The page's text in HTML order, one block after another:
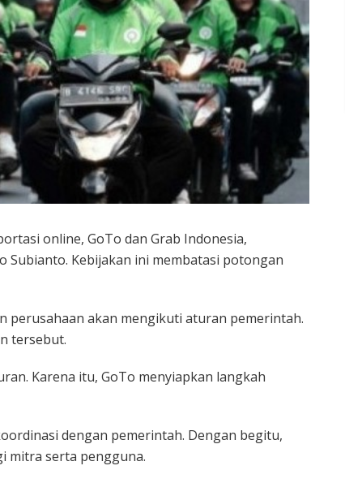
online, GoTo dan Grab Indonesia,
Subianto. Kebijakan ini membatasi potongan
perusahaan akan mengikuti aturan pemerintah.
tersebut.
Karena itu, GoTo menyiapkan langkah
dengan pemerintah. Dengan begitu,
mitra serta pengguna.